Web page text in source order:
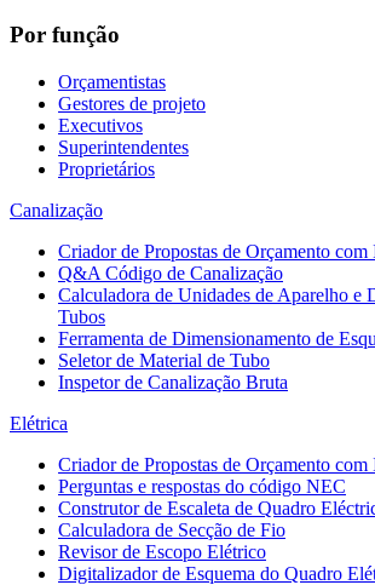
Por função
Orçamentistas
Gestores de projeto
Executivos
Superintendentes
Proprietários
Canalização
Criador de Propostas de Orçamento com
Q&A Código de Canalização
Calculadora de Unidades de Aparelho e
Tubos
Ferramenta de Dimensionamento de
Seletor de Material de Tubo
Inspetor de Canalização Bruta
Elétrica
Criador de Propostas de Orçamento com
Perguntas e respostas do código NEC
Construtor de Escaleta de Quadro
Calculadora de Secção de Fio
Revisor de Escopo Elétrico
Digitalizador de Esquema do Quadro